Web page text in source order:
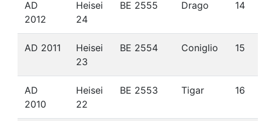
AD
2012
Heisei
24
BE 2555 Drago 14
AD 2011
Heisei
23
BE 2554 Coniglio 15
AD
2010
Heisei
22
BE 2553 Tigar 16